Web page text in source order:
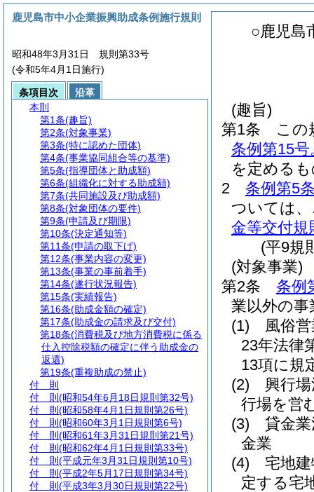
○鹿児島
(趣旨)
第1条
この
条例第15
を定める
2
条例第5
ついては
金等交付規
(平9規
(対象事業)
第2条
条例
業以外の
(1)
風俗
23年法律
13項に規
(2)
興行
行場を営
(3)
貸金
金業
(4)
宅地
定する宅
鹿児島市中小企業振興助成条例施行規則
昭和48年3月31日 規則第33号
(令和5年4月1日施行)
条項目次
沿革
本則
第1条(趣旨)
第2条(対象事業)
第3条(特に認めた団体)
第4条(事業協同組合等の基準)
第5条(指導団体と助成額)
第6条(組織化に対する助成額)
第7条(共同施設及び助成額)
第8条(対象団体の要件)
第9条(申請及び期限)
第10条(決定通知等)
第11条(申請の取下げ)
第12条(事業内容の変更)
第13条(事業の事前着手)
第14条(遂行状況報告)
第15条(実績報告)
第16条(助成金額の確定)
第17条(助成金の請求及び交付)
第18条(消費税及び地方消費税に係る
仕入控除税額の確定に伴う助成金の
返還)
第19条(重複助成の禁止)
付 則
付 則 (昭和54年6月18日規則第32号)
付 則 (昭和58年4月1日規則第26号)
付 則 (昭和60年3月1日規則第6号)
付 則 (昭和61年3月31日規則第21号)
付 則 (昭和62年4月1日規則第33号)
付 則 (平成元年3月31日規則第10号)
付 則 (平成2年5月17日規則第34号)
付 則 (平成3年3月30日規則第22号)